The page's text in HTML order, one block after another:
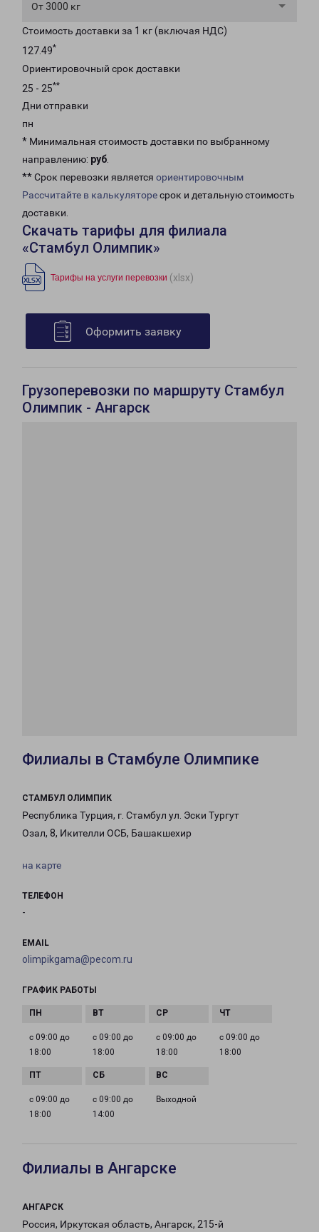
От 3000 кг
Стоимость доставки за 1 кг (включая НДС)
127.49*
Ориентировочный срок доставки
25 - 25**
Дни отправки
пн
* Минимальная стоимость доставки по выбранному
направлению: руб.
** Срок перевозки является ориентировочным
Рассчитайте в калькуляторесрок и детальную стоимость
доставки.
Скачать тарифы для филиала
«Стамбул Олимпик»
Тарифы на услуги перевозки (xlsx)
Оформить заявку
Грузоперевозки по маршруту Стамбул
Олимпик - Ангарск
Филиалы в Стамбуле Олимпике
СТАМБУЛ ОЛИМПИК
Республика Турция, г. Стамбул ул. Эски Тургут
Озал, 8, Икителли ОСБ, Башакшехир
на карте
ТЕЛЕФОН
-
EMAIL
olimpikgama@pecom.ru
ГРАФИК РАБОТЫ
с 09:00 до
18:00
с 09:00 до
18:00
с 09:00 до
18:00
с 09:00 до
18:00
с 09:00 до
18:00
с 09:00 до
14:00
Выходной
Филиалы в Ангарске
АНГАРСК
Россия, Иркутская область, Ангарск, 215-й